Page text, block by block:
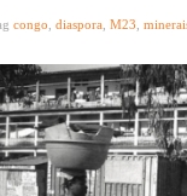
congo diaspora M23